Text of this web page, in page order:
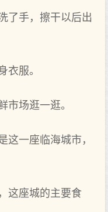
了手，擦干以后出
衣服。
市场逛一逛。
这一座临海城市，
这座城的主要食